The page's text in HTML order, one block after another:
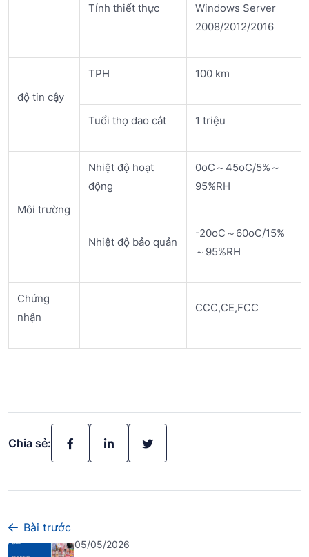
Tính thiết thực
Windows Server
2008/2012/2016
độ tin cậy
TPH 100 km
Tuổi thọ dao cắt 1 triệu
Môi trường
Nhiệt độ hoạt
động
0oC～45oC/5%～
95%RH
Nhiệt độ bảo quản
-20oC～60oC/15%
～95%RH
Chứng
nhận
CCC,CE,FCC
Chia sẻ:
Bài trước
05/05/2026